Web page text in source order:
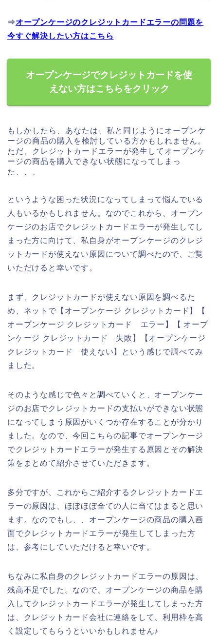
⇒オープンケージのクレジットカードエラーの問題を
今すぐ解決したい方はこちら
オープンケージでクレジットカードを使
えない方はこちらをクリック
もしかしたら、あなたは、私と同じようにオープンケ
ージの商品の購入を検討している方かもしれません。
ただ、クレジットカードエラーが発生してオープンケ
ージの商品を購入できない状態になってしまっ
た、、、
というような困った状況になってしまって悩んでいる
人もいるかもしれません。なのでこれから、オープン
ケージのお店でクレジットカードエラーが発生してし
まった方に向けて、私自身がオープンケージのクレジ
ットカードが使えない原因について調べたので、ご覧
いただけると幸いです。
まず、クレジットカードが使えない原因を調べるた
め、ネットで【オープンケージ クレジットカード】【
オープンケージ クレジットカード エラー】【 オープ
ンケージ クレジットカード 失敗】【オープンケージ
クレジットカード 使えない】という感じで調べてみ
ました。
そのような感じで色々と調べていくと、オープンケー
ジのお店でクレジットカードの支払いができない状態
になってしまう原因がいくつか存在することが分かり
ました。なので、今回こちらの記事でオープンケージ
でクレジットカードエラーが発生する原因とその解決
策をまとめて紹介させていただきます。
多分ですが、これからご紹介するクレジットカードエ
ラーの原因は、ほぼほぼ全ての人に当てはまると思い
ます。なのでもし、、オープンケージの商品の購入画
面でクレジットカードエラーが発生してしまった方
は、参考にしていただけると幸いです。
ちなみに私自身のクレジットカードエラーの原因は、
残高不足でした。なので、オープンケージの商品を購
入してクレジットカードエラーが発生してしまった方
は、クレジットカード会社に連絡をして、利用枠を高
く設定してもらうといいかもしれません♪